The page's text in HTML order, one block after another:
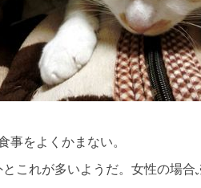
事をよくかまない。
とこれが多いようだ。女性の場